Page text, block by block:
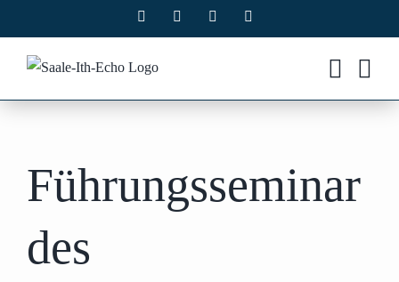
Inhalt
springen
Facebook Instagram
Führungsseminar
des